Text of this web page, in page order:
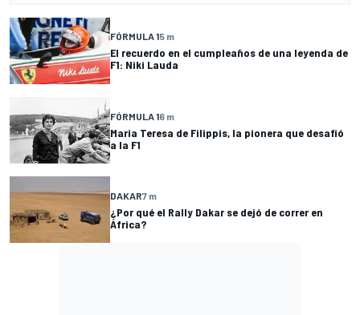
FÓRMULA 15 m
El recuerdo en el cumpleaños de una leyenda de
F1: Niki Lauda
FÓRMULA 16 m
Maria Teresa de Filippis, la pionera que desafió
a la F1
DAKAR7 m
¿Por qué el Rally Dakar se dejó de correr en
África?